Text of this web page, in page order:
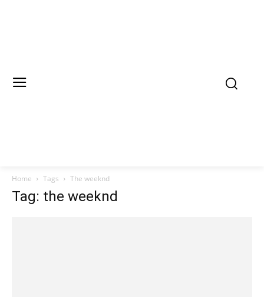
Home Tags The weeknd
Tag: the weeknd